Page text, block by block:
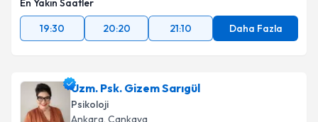
En Yakın Saatler
19:30
20:20 21:10 Daha Fazla
Uzm. Psk. Gizem Sarıgül
Psikoloji
Ankara, Çankaya